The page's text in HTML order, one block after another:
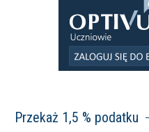
Przekaż 1,5 % podatku